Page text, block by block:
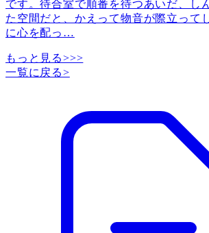
です。待合室で順番を待つあいだ、し
た空間だと、かえって物音が際立って
に心を配っ …
もっと見る>>>
一覧に戻る>